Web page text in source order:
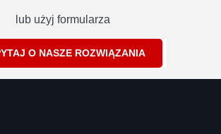
lub użyj formularza
O NASZE ROZWIĄZANIA